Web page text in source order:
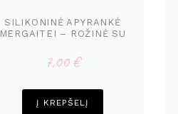
SILIKONINĖ APYRANKĖ
MERGAITEI – ROŽINĖ SU
7,00€
Į KREPŠELĮ